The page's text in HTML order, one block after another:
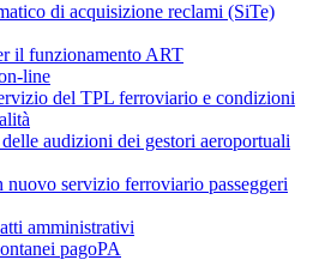
di acquisizione reclami (SiTe)
il funzionamento ART
line
del TPL ferroviario e condizioni
audizioni dei gestori aeroportuali
servizio ferroviario passeggeri
amministrativi
pagoPA